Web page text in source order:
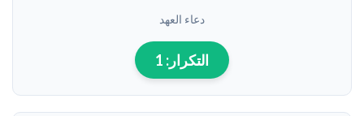
دعاء العهد
التكرار: 1